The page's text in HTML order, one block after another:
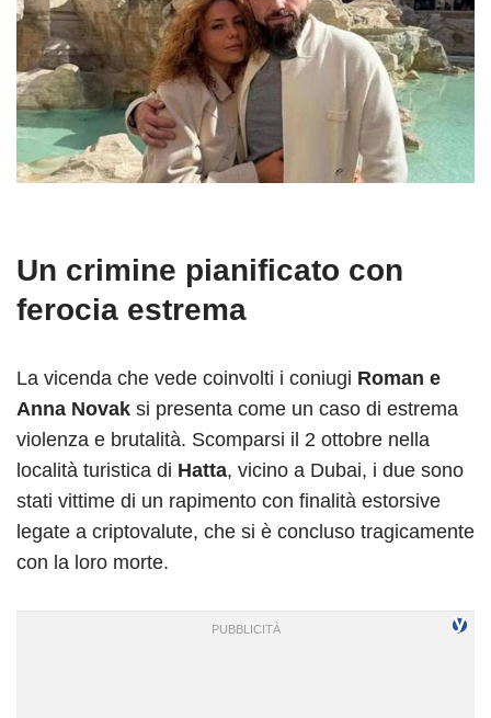
Un crimine pianificato con
ferocia estrema
La vicenda che vede coinvolti i coniugi Roman e
Anna Novak si presenta come un caso di estrema
violenza e brutalità. Scomparsi il 2 ottobre nella
località turistica di Hatta, vicino a Dubai, i due sono
stati vittime di un rapimento con finalità estorsive
legate a criptovalute, che si è concluso tragicamente
con la loro morte.